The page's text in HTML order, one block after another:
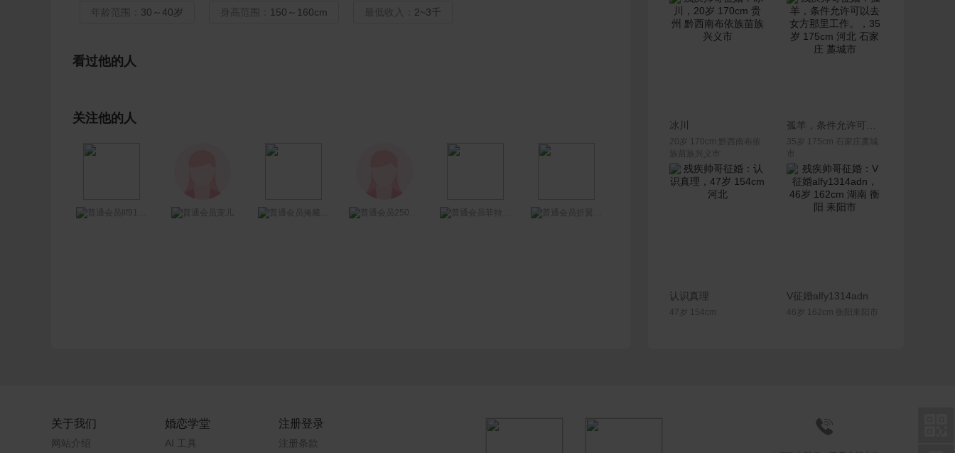
年龄范围： 30～40岁 身高范围： 150～160cm 最低收入： 2~3千
看过他的人
关注他的人
llf918464367 掩藏那一抹眼泪 2507376447
冰川
20岁 170cm 黔西南布依
族苗族兴义市
联系Ta
35岁 175cm 石家庄藁城
联系Ta
认识真理
47岁 154cm
联系Ta
V征婚alfy1314adn
46岁 162cm 衡阳耒阳市
关于我们
网站介绍
婚恋学堂
AI 工具
注册登录
注册条款
